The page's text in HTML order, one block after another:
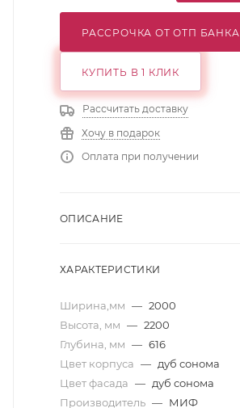
РАССРОЧКА ОТ ОТП БАНКА
КУПИТЬ В 1 КЛИК
Рассчитать доставку
Хочу в подарок
Оплата при получении
ОПИСАНИЕ
ХАРАКТЕРИСТИКИ
Ширина,мм — 2000
Высота, мм — 2200
Глубина, мм — 616
Цвет корпуса — дуб сонома
Цвет фасада — дуб сонома
Производитель — МИФ